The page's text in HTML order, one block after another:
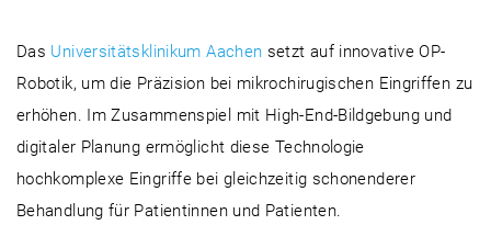
Das Universitätsklinikum Aachen setzt auf innovative OP-
Robotik, um die Präzision bei mikrochirugischen Eingriffen zu
erhöhen. Im Zusammenspiel mit High-End-Bildgebung und
digitaler Planung ermöglicht diese Technologie
hochkomplexe Eingriffe bei gleichzeitig schonenderer
Behandlung für Patientinnen und Patienten.